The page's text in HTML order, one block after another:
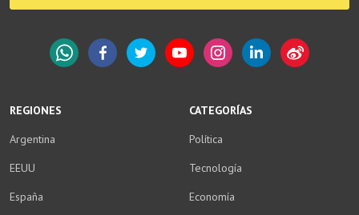
REGIONES
Argentina
EEUU
España
CATEGORÍAS
Política
Tecnología
Economía